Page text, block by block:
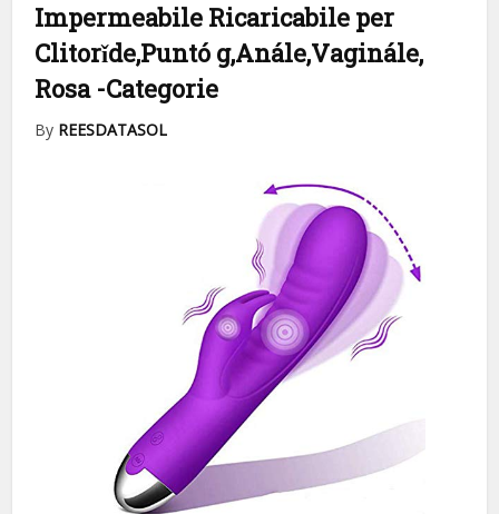
Impermeabile Ricaricabile per
Clitorǐde,Puntó g,Anále,Vaginále,
Rosa -Categorie
By REESDATASOL